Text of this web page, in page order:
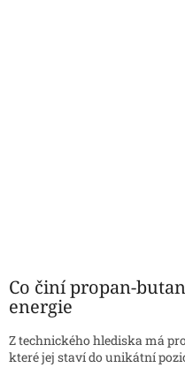
Co činí propan-
energie
Z technického hlediska má
které jej staví do unikátní